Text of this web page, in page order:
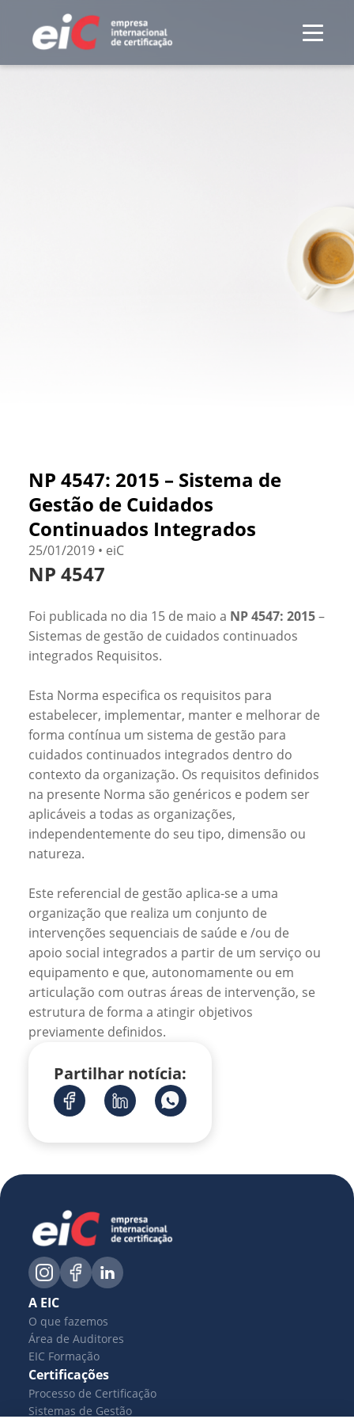
NP 4547: 2015 – Sistema de
Gestão de Cuidados
Continuados Integrados
25/01/2019 • eiC
NP 4547
Foi publicada no dia 15 de maio a NP 4547: 2015–
Sistemas de gestão de cuidados continuados
integrados Requisitos.
Esta Norma especifica os requisitos para
estabelecer, implementar, manter e melhorar de
forma contínua um sistema de gestão para
cuidados continuados integrados dentro do
contexto da organização. Os requisitos definidos
na presente Norma são genéricos e podem ser
aplicáveis a todas as organizações,
independentemente do seu tipo, dimensão ou
natureza.
Este referencial de gestão aplica-se a uma
organização que realiza um conjunto de
intervenções sequenciais de saúde e /ou de
apoio social integrados a partir de um serviço ou
equipamento e que, autonomamente ou em
articulação com outras áreas de intervenção, se
estrutura de forma a atingir objetivos
previamente definidos.
Partilhar notícia:
A EIC
O que fazemos
Área de Auditores
EIC Formação
Certificações
Processo de Certificação
Sistemas de Gestão